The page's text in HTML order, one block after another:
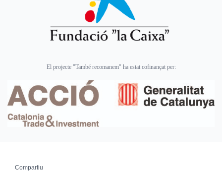
El projecte "També recomanem" ha estat cofinançat per:
Compartiu